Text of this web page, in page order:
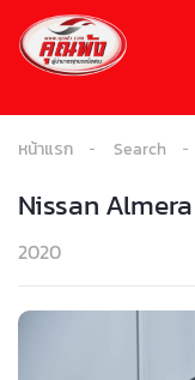
หน้าแรก Search
Nissan
2020